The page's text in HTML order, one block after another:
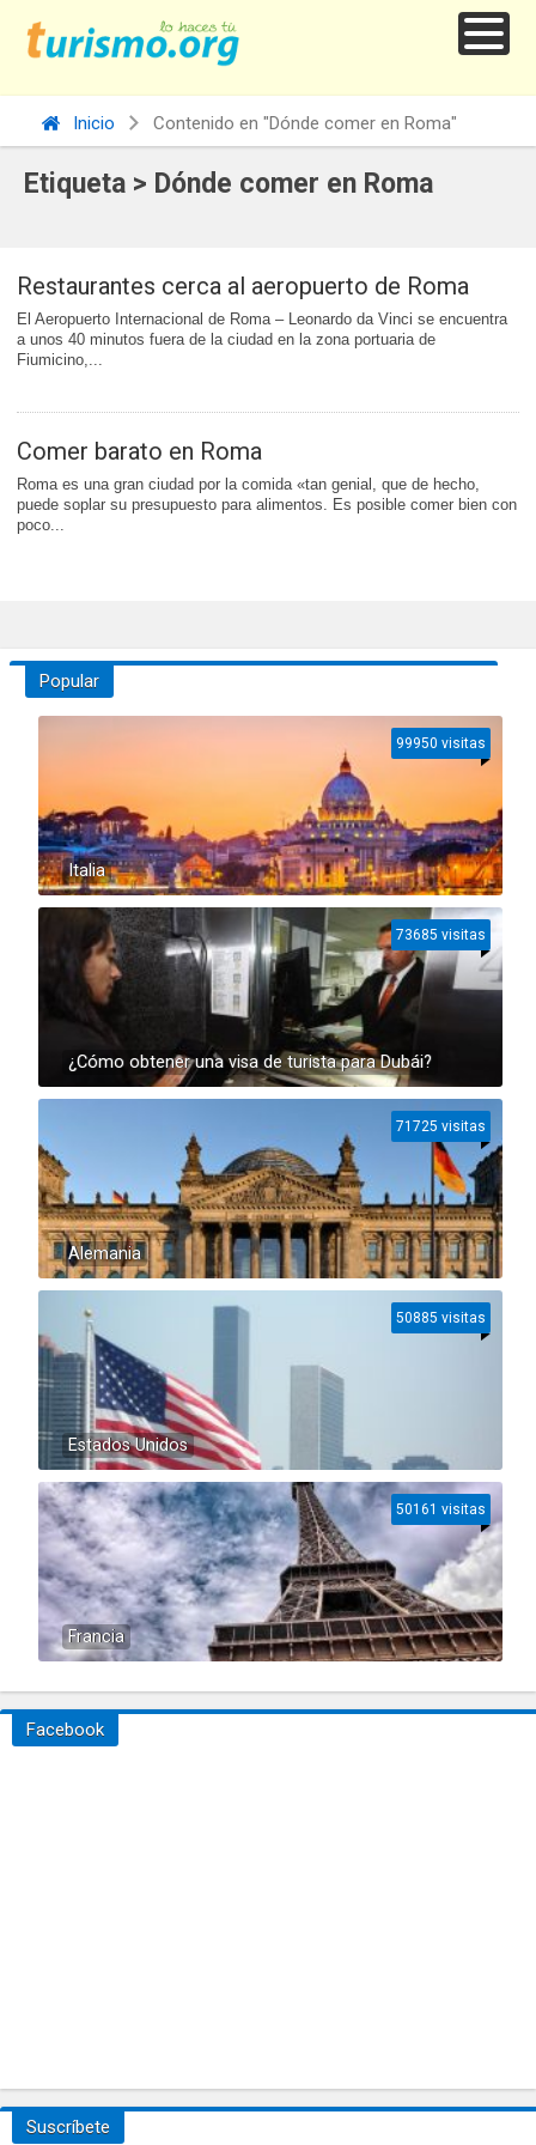
Inicio Contenido en "Dónde comer en Roma"
Etiqueta > Dónde comer en Roma
Restaurantes cerca al aeropuerto de Roma
El Aeropuerto Internacional de Roma – Leonardo da Vinci se encuentra
a unos 40 minutos fuera de la ciudad en la zona portuaria de
Fiumicino,...
Comer barato en Roma
Roma es una gran ciudad por la comida «tan genial, que de hecho,
puede soplar su presupuesto para alimentos. Es posible comer bien con
poco...
Popular
Italia
99950 visitas
¿Cómo obtener una visa de turista para Dubái?
73685 visitas
Alemania
71725 visitas
Estados Unidos
50885 visitas
Francia
50161 visitas
Facebook
Suscríbete